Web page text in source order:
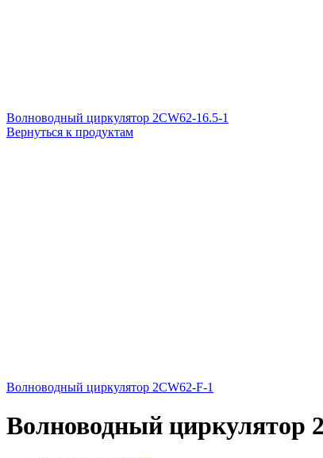
Волноводный циркулятор 2CW62-16.5-1
Вернуться к продуктам
Волноводный циркулятор 2CW62-F-1
Волноводный циркулятор